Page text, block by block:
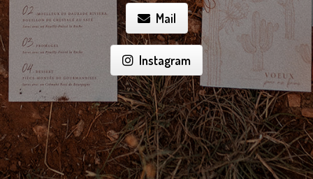
Mail
Instagram